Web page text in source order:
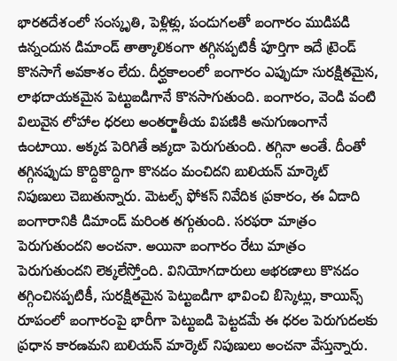
భారతదేశంలో సంస్కృతి, పెళ్లిళ్లు, పండుగలతో బంగారం ముడిపడి
ఉన్నందున డిమాండ్ తాత్కాలికంగా తగ్గినప్పటికీ పూర్తిగా ఇదే ట్రెండ్
కొనసాగే అవకాశం లేదు. దీర్ఘకాలంలో బంగారం ఎప్పుడూ సురక్షితమైన,
లాభదాయకమైన పెట్టుబడిగానే కొనసాగుతుంది. బంగారం, వెండి వంటి
విలువైన లోహాల ధరలు అంతర్జాతీయ విపణికి అనుగుణంగానే
ఉంటాయి. అక్కడ పెరిగితే ఇక్కడా పెరుగుతుంది. తగ్గినా అంతే. దీంతో
తగ్గినప్పుడు కొద్దికొద్దిగా కొనడం మంచిదని బులియన్ మార్కెట్
నిపుణులు చెబుతున్నారు. మెటల్స్ ఫోకస్ నివేదిక ప్రకారం, ఈ ఏడాది
బంగారానికి డిమాండ్ మరింత తగ్గుతుంది. సరఫరా మాత్రం
పెరుగుతుందని అంచనా. అయినా బంగారం రేటు మాత్రం
పెరుగుతుందని లెక్కలేస్తోంది. వినియోగదారులు ఆభరణాలు కొనడం
తగ్గించినప్పటికీ, సురక్షితమైన పెట్టుబడిగా భావించి బిస్కెట్లు, కాయిన్స్
రూపంలో బంగారంపై భారీగా పెట్టుబడి పెట్టడమే ఈ ధరల పెరుగుదలకు
ప్రధాన కారణమని బులియన్ మార్కెట్ నిపుణులు అంచనా వేస్తున్నారు.